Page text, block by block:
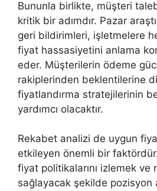
Bununla birlikte, müşteri
kritik bir adımdır. Pazar
geri bildirimleri, işletmelere
fiyat hassasiyetini anlama
eder. Müşterilerin ödeme
rakiplerinden beklentilerine
fiyatlandırma stratejilerinin
yardımcı olacaktır.
Rekabet analizi de uygun
etkileyen önemli bir
fiyat politikalarını izlemek ve
sağlayacak şekilde pozisyon